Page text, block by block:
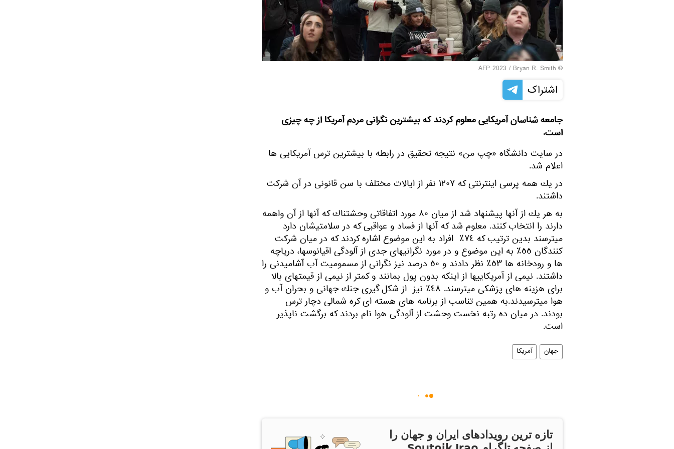
© AFP 2023 / Bryan R. Smith
اشتراک
جامعه شناسان آمريكايى معلوم كردند كه بيشترين نگرانى مردم آمريكا از چه چيزى
است.
در سايت دانشگاه «چپ من» نتيجه تحقيق در رابطه با بيشترين ترس آمريكايى ها
اعلام شد.
در يك همه پرسى اينترنتى كه ١٢٠٧ نفر از ايالات مختلف با سن قانونى در آن شركت
داشتند.
به هر يك از آنها پيشنهاد شد از ميان ٨٠ مورد اتفاقاتى وحشتناك كه آنها از آن واهمه
دارند را انتخاب كنند. معلوم شد كه آنها از فساد و عواقبى كه در سلامتيشان دارد
ميترسند بدين ترتيب كه ٧٤٪‏ افراد به اين موضوع اشاره كردند كه در ميان شركت
كنندگان ٥٥٪‏ به اين موضوع و در مورد نگرانيهاى جدى از آلودگى اقيانوسها، درياچه
ها و رودخانه ها ٥٣٪‏ نظر دادند و ٥٠ درصد نيز نگرانى از مسموميت آب آشاميدنى را
داشتند. نيمى از آمريكاييها از اينكه بدون پول بمانند و كمتر از نيمى از قيمتهاى بالا
براى هزينه هاى پزشكى ميترسند. ٤٨٪‏ نيز از شكل گيرى جنك جهانى و بحران آب و
هوا ميترسيدند.به همين تناسب از برنامه هاى هسته اى كره شمالى دچار ترس
بودند. در ميان ده رتبه نخست وحشت از آلودگى هوا نام بردند كه برگشت ناپذير
است.
جهان آمریکا
تازه ترین رویدادهای ایران و جهان را